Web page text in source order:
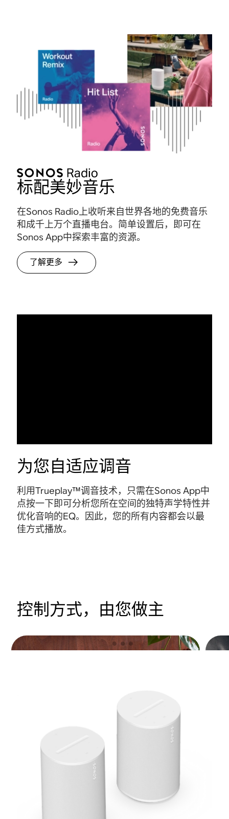
标配美妙音乐
在Sonos Radio上收听来自世界各地的免费音乐
和成千上万个直播电台。简单设置后，即可在
Sonos App中探索丰富的资源。
了解更多
为您自适应调音
利用Trueplay™调音技术，只需在Sonos App中
点按一下即可分析您所在空间的独特声学特性并
优化音响的EQ。因此，您的所有内容都会以最
佳方式播放。
控制方式，由您做主